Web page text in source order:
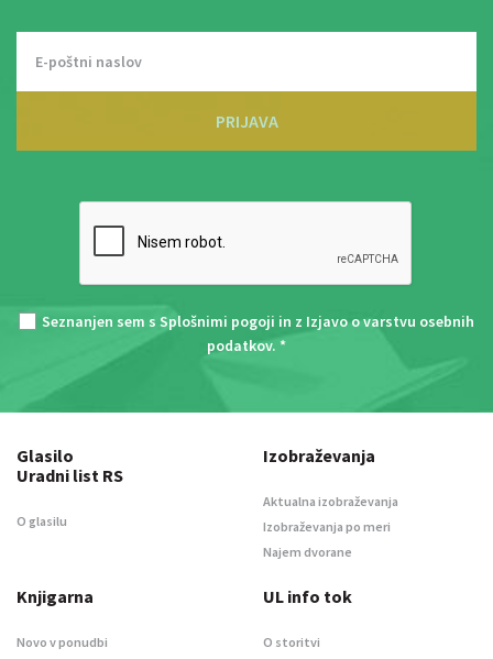
PRIJAVA
Seznanjen sem s Splošnimi pogoji in z Izjavo o varstvu osebnih
podatkov. *
Glasilo
Uradni list RS
O glasilu
Izobraževanja
Aktualna izobraževanja
Izobraževanja po meri
Najem dvorane
Knjigarna
Novo v ponudbi
UL info tok
O storitvi